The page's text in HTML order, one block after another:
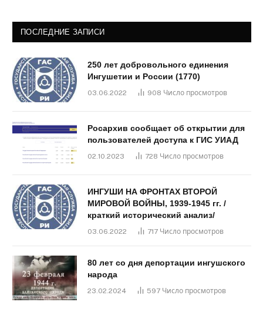
ПОСЛЕДНИЕ ЗАПИСИ
250 лет добровольного единения
Ингушетии и России (1770)
03.06.2022 908 Число просмотров
Росархив сообщает об открытии для
пользователей доступа к ГИС УИАД
02.10.2023 728 Число просмотров
ИНГУШИ НА ФРОНТАХ ВТОРОЙ
МИРОВОЙ ВОЙНЫ, 1939-1945 гг. /
краткий исторический анализ/
03.06.2022 717 Число просмотров
80 лет со дня депортации ингушского
народа
23.02.2024 597 Число просмотров